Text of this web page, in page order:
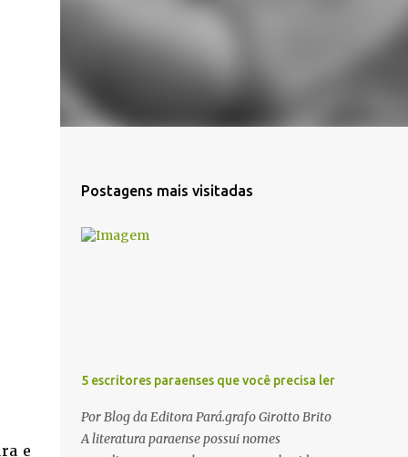
e
Postagens mais visitadas
5 escritores paraenses que você precisa ler
Por Blog da Editora Pará.grafo Girotto Brito
A literatura paraense possui nomes